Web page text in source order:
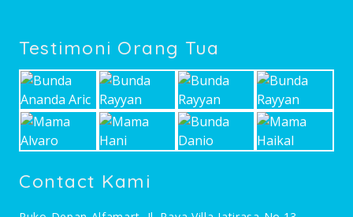
Testimoni Orang Tua
Contact Kami